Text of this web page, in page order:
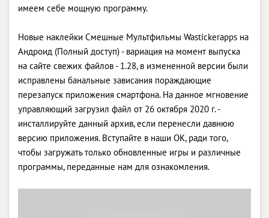
имеем себе мощную программу.
Новые наклейки Смешные Мультфильмы Wastickerapps на
Андроид (Полный доступ) - вариация на момент выпуска
на сайте свежих файлов - 1.28, в измененной версии были
исправлены банальные зависания пораждающие
перезапуск приложения смартфона. На данное мгновение
управляющий загрузил файл от 26 октября 2020 г. -
инсталлируйте данный архив, если перенесли давнюю
версию приложения. Вступайте в наши OK, ради того,
чтобы загружать только обновленные игры и различные
программы, переданные нам для ознакомления.